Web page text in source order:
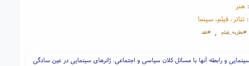
هنر
تئاتر، فیلم، سینما
#نظریه_فیلم ، #نقد
و رابطه آنها با مسائل کلان سیاسی و اجتماعی. ژانرهای سینمایی در عین سادگی